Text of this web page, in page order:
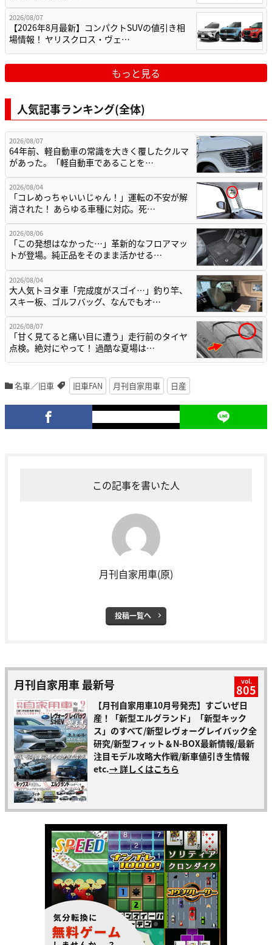
2026/08/07
【2026年8月最新】コンパクトSUVの値引き相
場情報！ ヤリスクロス・ヴェ…
もっと見る
人気記事ランキング(全体)
2026/08/07
64年前、軽自動車の常識を大きく覆したクルマ
があった。「軽自動車であることを…
2026/08/04
「コレめっちゃいいじゃん！」運転の不安が解
消された！ あらゆる車種に対応。死…
2026/08/06
「この発想はなかった…」革新的なフロアマッ
トが登場。純正品をそのまま活かせる…
2026/08/04
大人気トヨタ車「完成度がスゴイ…」釣り竿、
スキー板、ゴルフバッグ、なんでもオ…
2026/08/07
「甘く見てると痛い目に遭う」走行前のタイヤ
点検。絶対にやって！ 過酷な夏場は…
名車／旧車 旧車FAN 月刊自家用車 日産
この記事を書いた人
月刊自家用車(原)
投稿一覧へ
月刊自家用車 最新号 vol.
805
【月刊自家用車10月号発売】すごいぜ日
産！「新型エルグランド」「新型キック
ス」のすべて/新型レヴォーグレイバック全
研究/新型フィット＆N-BOX最新情報/最新
注目モデル攻略大作戦/新車値引き生情報
etc.→ 詳しくはこちら